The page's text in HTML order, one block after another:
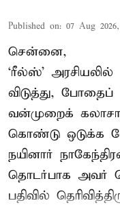
Published on: 07 Aug
சென்னை,
‘ரீல்ஸ்’
விடுத்து,
வன்முறைக்
கொண்டு ஒடுக்க
நயினார்
தொடர்பாக அவர்
பதிவில்